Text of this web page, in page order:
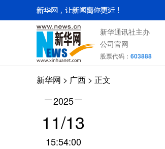
新华通讯社主办
公司官网
股票代码： 603888
新华网 > 广西 > 正文
2025
11/13
15:54:00